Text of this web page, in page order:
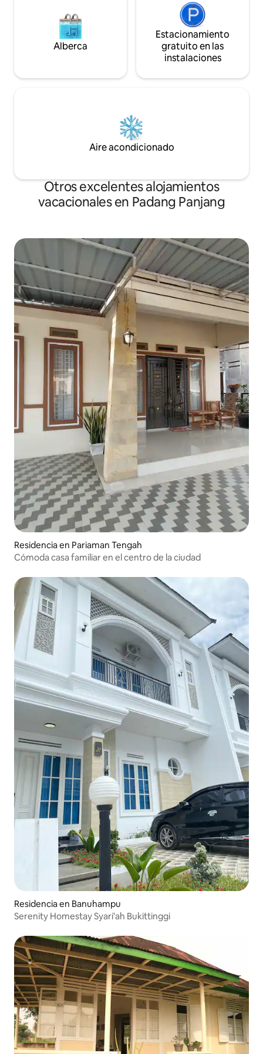
Alberca
Estacionamiento
gratuito en las
instalaciones
Aire acondicionado
Otros excelentes alojamientos
vacacionales en Padang Panjang
Residencia en Pariaman Tengah
Cómoda casa familiar en el centro de la ciudad
Residencia en Banuhampu
Serenity Homestay Syari'ah Bukittinggi